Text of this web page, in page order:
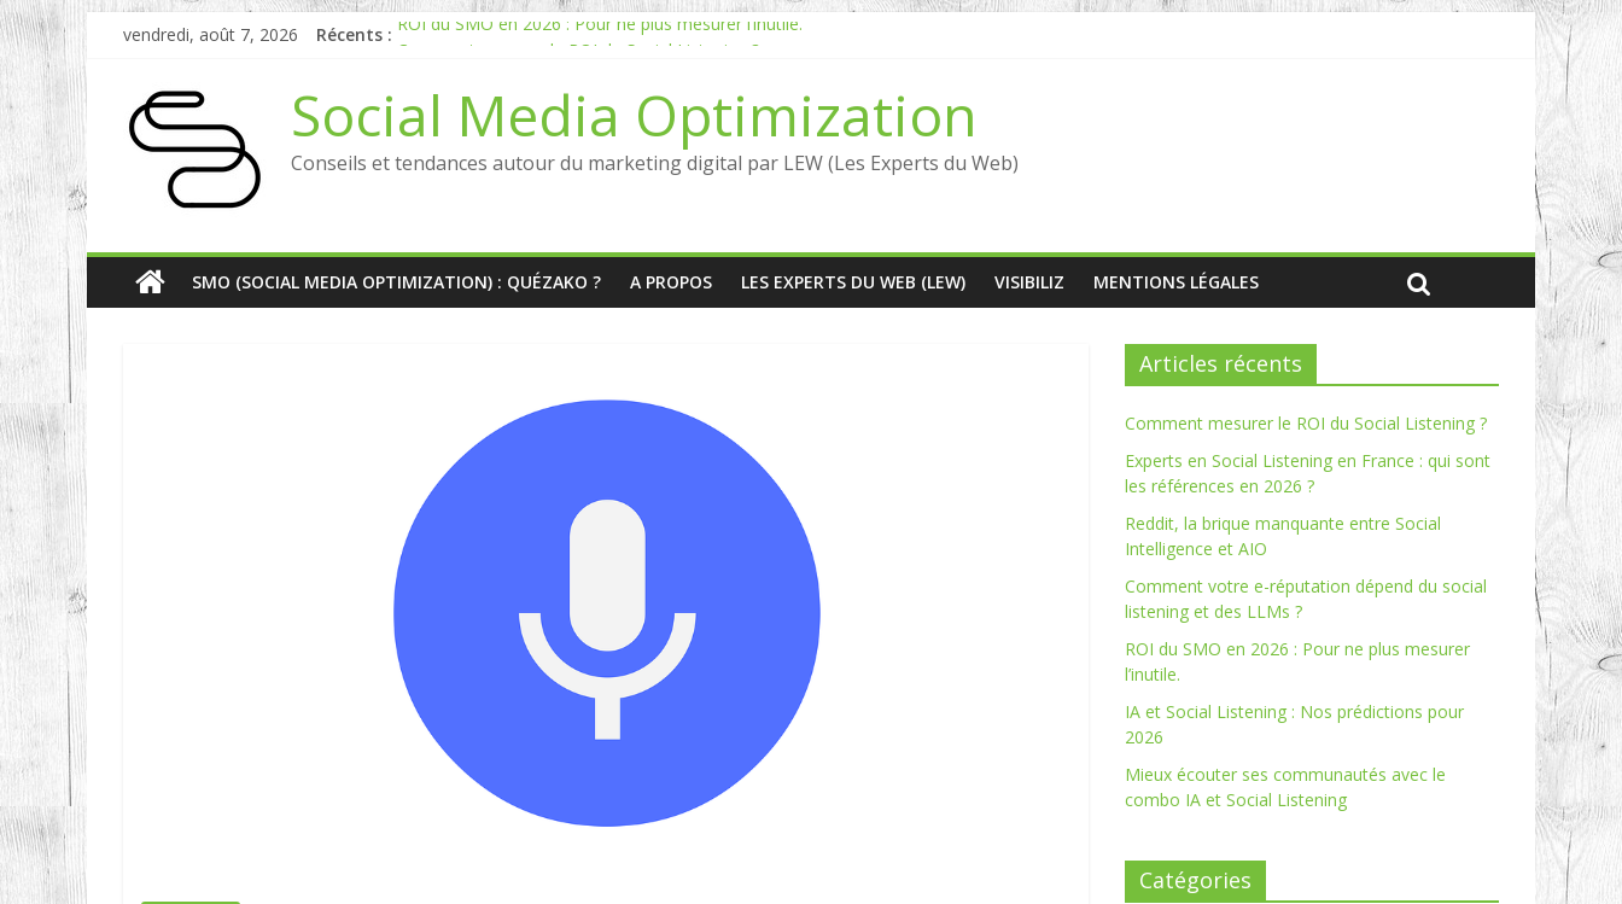
vendredi, août 7, 2026 Récents : ROI du SMO en 2026 : Pour ne plus mesurer l’inutile.
Experts en Social Listening en France : qui sont les références en 2026 ?
Reddit, la brique manquante entre Social Intelligence et AIO
Comment votre e-réputation dépend du social listening et des LLMs ?
Social Media Optimization
Conseils et tendances autour du marketing digital par LEW (Les Experts du Web)
SMO (SOCIAL MEDIA OPTIMIZATION) : QUÉZAKO ? A PROPOS LES EXPERTS DU WEB (LEW) VISIBILIZ MENTIONS LÉGALES
Articles récents
Comment mesurer le ROI du Social Listening ?
Experts en Social Listening en France : qui sont
les références en 2026 ?
Reddit, la brique manquante entre Social
Intelligence et AIO
Comment votre e-réputation dépend du social
listening et des LLMs ?
ROI du SMO en 2026 : Pour ne plus mesurer
l’inutile.
IA et Social Listening : Nos prédictions pour
2026
Mieux écouter ses communautés avec le
combo IA et Social Listening
Catégories